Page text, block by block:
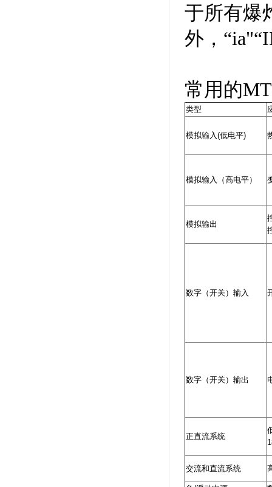
于所有爆
外，
常用的
类型
模拟输入(低电平)
模拟输入（高电平）
模拟输出
数字（开关）输入
数字（开关）输出
正直流系统
交流和直流系统